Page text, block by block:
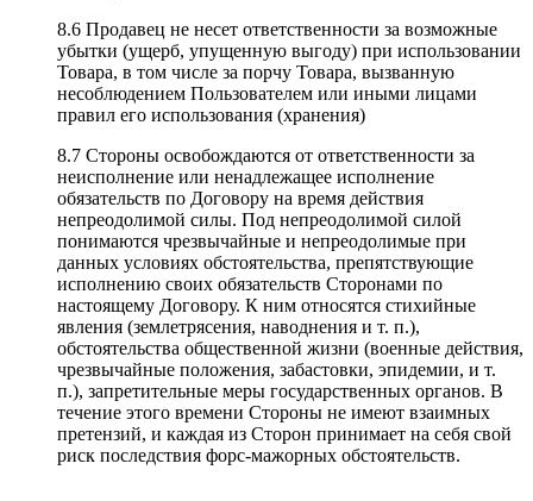
8.6 Продавец не несет ответственности за возможные
убытки (ущерб, упущенную выгоду) при использовании
Товара, в том числе за порчу Товара, вызванную
несоблюдением Пользователем или иными лицами
правил его использования (хранения)
8.7 Стороны освобождаются от ответственности за
неисполнение или ненадлежащее исполнение
обязательств по Договору на время действия
непреодолимой силы. Под непреодолимой силой
понимаются чрезвычайные и непреодолимые при
данных условиях обстоятельства, препятствующие
исполнению своих обязательств Сторонами по
настоящему Договору. К ним относятся стихийные
явления (землетрясения, наводнения и т. п.),
обстоятельства общественной жизни (военные действия,
чрезвычайные положения, забастовки, эпидемии, и т.
п.), запретительные меры государственных органов. В
течение этого времени Стороны не имеют взаимных
претензий, и каждая из Сторон принимает на себя свой
риск последствия форс-мажорных обстоятельств.